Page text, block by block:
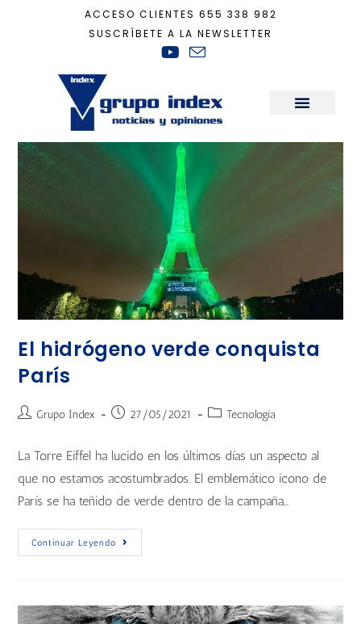
ACCESO CLIENTES 655 338 982
SUSCRÍBETE A LA NEWSLETTER
covid
El hidrógeno verde conquista
París
Grupo Index 27/05/2021 Tecnología
La Torre Eiffel ha lucido en los últimos días un aspecto al
que no estamos acostumbrados. El emblemático icono de
París se ha teñido de verde dentro de la campaña…
Continuar Leyendo